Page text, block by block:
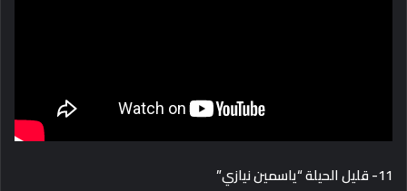
11- قليل الحيلة “ياسمين نيازي”